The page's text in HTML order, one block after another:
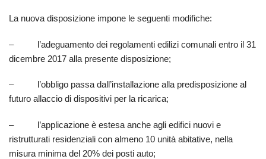
La nuova disposizione impone le seguenti modifiche:
– l’adeguamento dei regolamenti edilizi comunali entro il 31
dicembre 2017 alla presente disposizione;
– l’obbligo passa dall’installazione alla predisposizione al
futuro allaccio di dispositivi per la ricarica;
– l’applicazione è estesa anche agli edifici nuovi e
ristrutturati residenziali con almeno 10 unità abitative, nella
misura minima del 20% dei posti auto;